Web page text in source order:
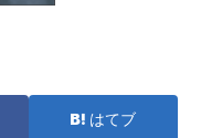
はてブ